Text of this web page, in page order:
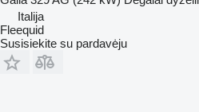
Italija
Fleequid
Susisiekite su pardavėju